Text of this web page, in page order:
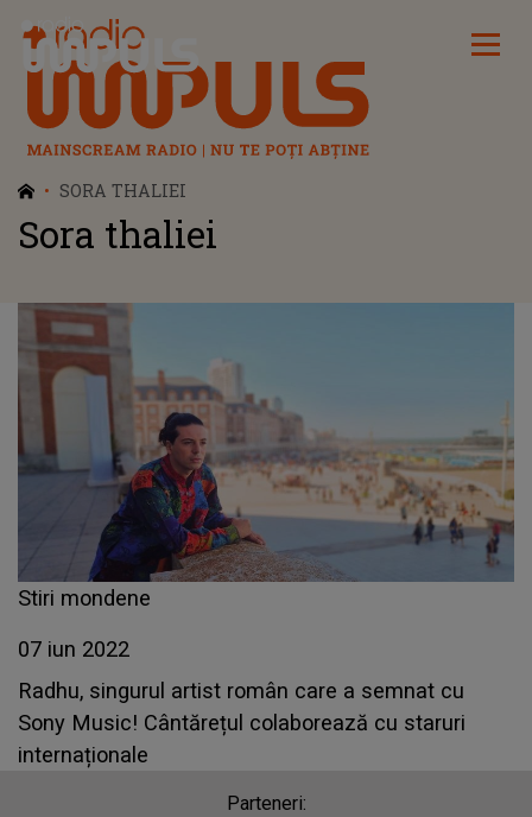
Radio Impuls
SORA THALIEI
Sora thaliei
Stiri mondene
07 iun 2022
Radhu, singurul artist român care a semnat cu
Sony Music! Cântărețul colaborează cu staruri
internaționale
Parteneri: